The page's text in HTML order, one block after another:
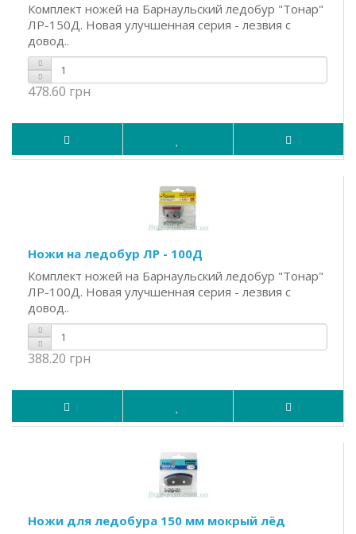
Комплект ножей на Барнаульский ледобур "Тонар"
ЛР-150Д. Новая улучшенная серия - лезвия с
довод..
478.60 грн
Ножи на ледобур ЛР - 100Д
Комплект ножей на Барнаульский ледобур "Тонар"
ЛР-100Д. Новая улучшенная серия - лезвия с
довод..
388.20 грн
Ножи для ледобура 150 мм мокрый лёд